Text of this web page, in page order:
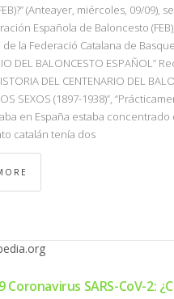
(Anteayer, miércoles, 09/09),
Española de Baloncesto
la Federació Catalana de
DEL BALONCESTO
DEL CENTENARIO DEL
SEXOS (1897-1938)”,
en España estaba
catalán tenía dos
Coronavirus SARS-CoV-2: